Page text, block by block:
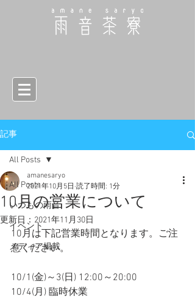
記事
All Posts
いつもの雨音
イベント
メディア掲載
All Posts
10月の営業について
amanesaryo
2021年10月5日 読了時間: 1分
更新日： 2021年11月30日
10月は下記営業時間となります。ご注
意ください。
10/1(金)～3(日) 12:00～20:00
10/4(月) 臨時休業